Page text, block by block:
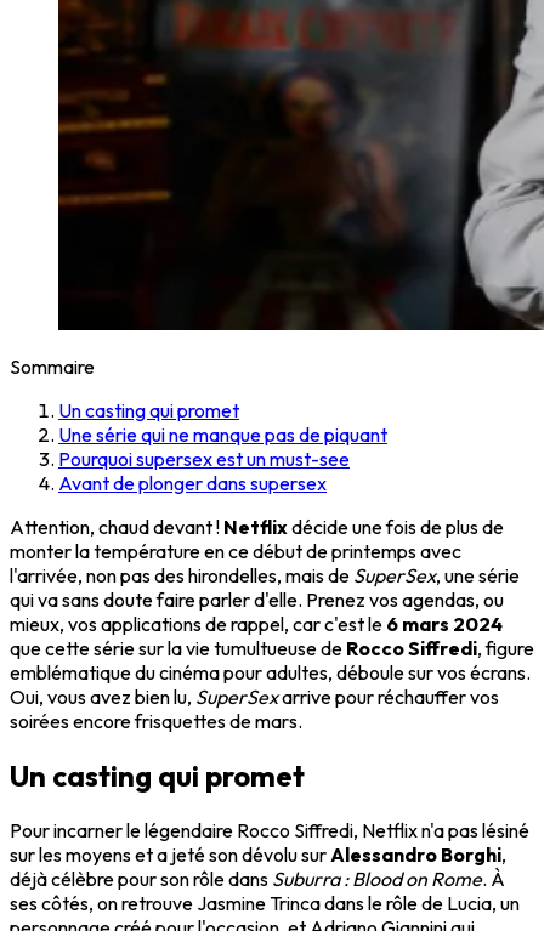
Sommaire
Un casting qui promet
Une série qui ne manque pas de piquant
Pourquoi supersex est un must-see
Avant de plonger dans supersex
Attention, chaud devant ! Netflixdécide une fois de plus de
monter la température en ce début de printemps avec
l'arrivée, non pas des hirondelles, mais de SuperSex, une série
qui va sans doute faire parler d'elle. Prenez vos agendas, ou
mieux, vos applications de rappel, car c'est le 6 mars 2024
que cette série sur la vie tumultueuse de Rocco Siffredi, figure
emblématique du cinéma pour adultes, déboule sur vos écrans.
Oui, vous avez bien lu, SuperSexarrive pour réchauffer vos
soirées encore frisquettes de mars.
Un casting qui promet
Pour incarner le légendaire Rocco Siffredi, Netflix n'a pas lésiné
sur les moyens et a jeté son dévolu sur Alessandro Borghi,
déjà célèbre pour son rôle dans Suburra : Blood on Rome. À
ses côtés, on retrouve Jasmine Trinca dans le rôle de Lucia, un